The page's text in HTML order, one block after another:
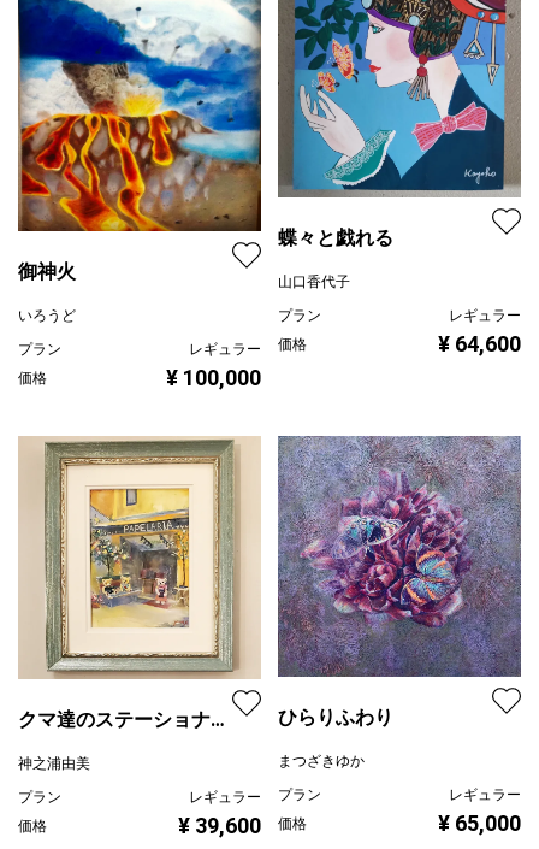
御神火
いろうど
プラン
レギュラー
価格
¥ 100,000
蝶々と戯れる
山口香代子
プラン
レギュラー
価格
¥ 64,600
クマ達のステーショナリ
神之浦由美
プラン
レギュラー
価格
¥ 39,600
ひらりふわり
まつざきゆか
プラン
レギュラー
価格
¥ 65,000